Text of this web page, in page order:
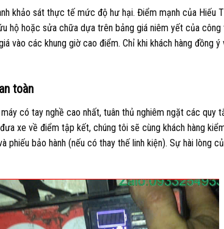
khảo sát thực tế mức độ hư hại. Điểm mạnh của Hiếu
hộ hoặc sửa chữa dựa trên bảng giá niêm yết của công
vào các khung giờ cao điểm. Chỉ khi khách hàng đồng
toàn
có tay nghề cao nhất, tuân thủ nghiêm ngặt các quy
xe về điểm tập kết, chúng tôi sẽ cùng khách hàng
phiếu bảo hành (nếu có thay thế linh kiện). Sự hài lòng